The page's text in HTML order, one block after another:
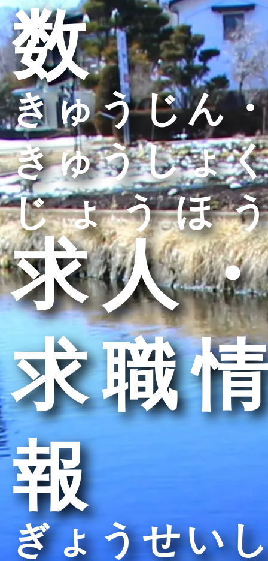
数
求人・
求職情
報
きゅうじん・
きゅうしょく
じょうほう
ぎょうせいし